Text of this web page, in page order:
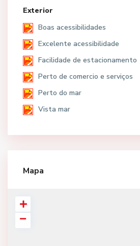
Exterior
Boas acessibilidades
Excelente acessibilidade
Facilidade de estacionamento
Perto de comercio e serviços
Perto do mar
Vista mar
Mapa